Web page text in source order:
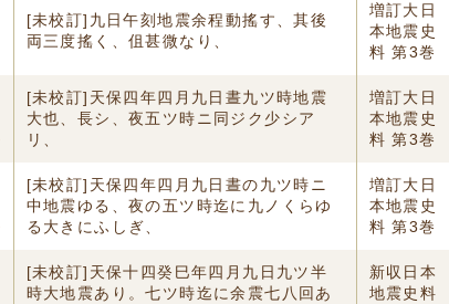
[未校訂]九日午刻地震余程動搖す、其後
両三度搖く、伹甚微なり、
増訂大日
本地震史
料 第3巻
[未校訂]天保四年四月九日晝九ツ時地震
大也、長シ、夜五ツ時ニ同ジク少シア
リ、
増訂大日
本地震史
料 第3巻
[未校訂]天保四年四月九日晝の九ツ時ニ
中地震ゆる、夜の五ツ時迄に九ノくらゆ
る大きにふしぎ、
増訂大日
本地震史
料 第3巻
[未校訂]天保十四癸巳年四月九日九ツ半
時大地震あり。七ツ時迄に余震七八回あ
新収日本
地震史料